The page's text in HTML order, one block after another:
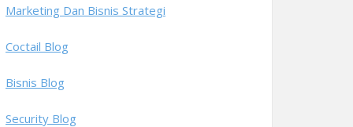
Marketing Dan Bisnis Strategi
Coctail Blog
Bisnis Blog
Security Blog